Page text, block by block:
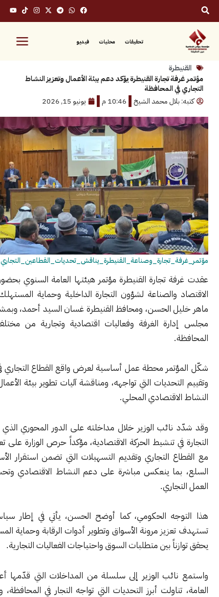
محليات فيديو
تجارة القنيطرة يؤكد دعم بيئة الأعمال وتعزيز النشاط
في المحافظة
بلال محمد الشيخ
10:46 م يونيو 15, 2026
تجارة القنيطرة مؤتمر هيئتها العامة السنوي بحضور نائب وزير
والصناعة لشؤون التجارة الداخلية وحماية المستهلك المهندس
الحسن، ومحافظ القنيطرة غسان السيد أحمد، وبمشاركة أعضاء
الغرفة وفعاليات اقتصادية وتجارية من مختلف قطاعات
محطة عمل أساسية لعرض واقع القطاع التجاري في القنيطرة،
التي تواجهه، ومناقشة آليات تطوير بيئة الأعمال بما يخدم
المحلي.
نائب الوزير خلال مداخلته على الدور المحوري الذي تؤديه غرف
تنشيط الحركة الاقتصادية، مؤكداً حرص الوزارة على تعزيز التعاون
التجاري وتقديم التسهيلات التي تضمن استقرار الأسواق وتوافر
بما ينعكس مباشرة على دعم النشاط الاقتصادي وتحسين شروط
الحكومي، كما أوضح الحسن، يأتي في إطار سياسة واضحة
مرونة الأسواق وتطوير أدوات الرقابة وحماية المستهلك، بما
بين متطلبات السوق واحتياجات الفعاليات التجارية.
الوزير إلى سلسلة من المداخلات التي قدّمها أعضاء الهيئة
أبرز التحديات التي تواجه التجار في المحافظة، ولا سيما ما